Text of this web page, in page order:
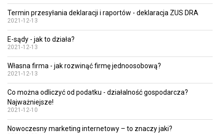
Termin przesyłania deklaracji i raportów - deklaracja ZUS DRA
2021-12-13
E-sądy - jak to działa?
2021-12-13
Własna firma - jak rozwinąć firmę jednoosobową?
2021-12-13
Co można odliczyć od podatku - działalność gospodarcza?
Najważniejsze!
2021-12-10
Nowoczesny marketing internetowy – to znaczy jaki?